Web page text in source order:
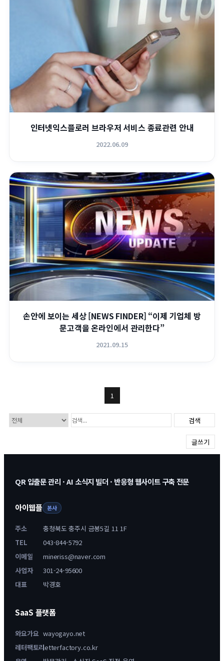
인터넷익스플로러 브라우저 서비스 종료관련 안내
2022.06.09
손안에 보이는 세상 [NEWS FINDER] “이제 기업체 방
문고객을 온라인에서 관리한다”
2021.09.15
1
검색
글쓰기
QR 입출문 관리 · AI 소식지 빌더 · 반응형 웹사이트 구축 전문
아이웹플 본사
주소
충청북도 충주시 금봉5길 11 1F
TEL
043-844-5792
이메일
mineriss@naver.com
사업자
301-24-95600
대표
박경호
SaaS 플랫폼
와요가요 wayogayo.net
레터팩토리letterfactory.co.kr